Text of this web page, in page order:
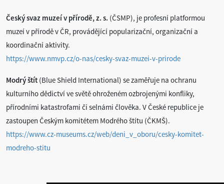
Český svaz muzeí v přírodě, z. s. (ČSMP), je profesní platformou
muzeí v přírodě v ČR, provádějící popularizační, organizační a
koordinační aktivity.
https://www.nmvp.cz/o-nas/cesky-svaz-muzei-v-prirode
Modrý štít (Blue Shield International) se zaměřuje na ochranu
kulturního dědictví ve světě ohroženém ozbrojenými konfliky,
přírodními katastrofami či selnámi člověka. V České republice je
zastoupen Českým komitétem Modrého štítu (ČKMŠ).
https://www.cz-museums.cz/web/deni_v_oboru/cesky-komitet-
modreho-stitu